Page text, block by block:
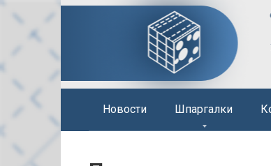
Перейти
контенту
Новости Шпаргалки